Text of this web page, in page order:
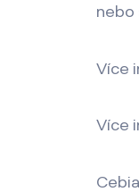
nebo
Více
Více